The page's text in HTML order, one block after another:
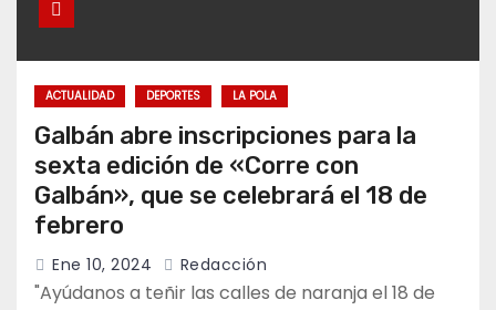
ACTUALIDAD DEPORTES LA POLA
Galbán abre inscripciones para la
sexta edición de «Corre con
Galbán», que se celebrará el 18 de
febrero
Ene 10, 2024 Redacción
"Ayúdanos a teñir las calles de naranja el 18 de